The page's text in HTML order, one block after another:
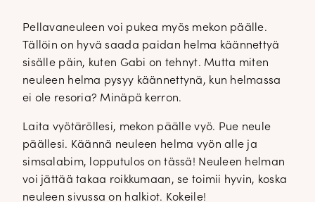
Pellavaneuleen voi pukea myös mekon päälle.
Tällöin on hyvä saada paidan helma käännettyä
sisälle päin, kuten Gabi on tehnyt. Mutta miten
neuleen helma pysyy käännettynä, kun helmassa
ei ole resoria? Minäpä kerron.
Laita vyötäröllesi, mekon päälle vyö. Pue neule
päällesi. Käännä neuleen helma vyön alle ja
simsalabim, lopputulos on tässä! Neuleen helman
voi jättää takaa roikkumaan, se toimii hyvin, koska
neuleen sivussa on halkiot. Kokeile!